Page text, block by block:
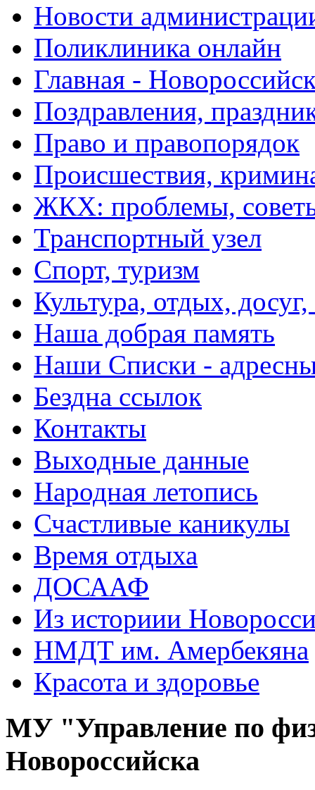
Новости
Поликлиника онлайн
Главная -
Поздравления,
Право и правопорядок
Происшествия,
ЖКХ: проблемы,
Транспортный узел
Спорт, туризм
Культура, отдых,
Наша добрая память
Наши Списки -
Бездна ссылок
Контакты
Выходные данные
Народная летопись
Счастливые каникулы
Время отдыха
ДОСААФ
Из историии
НМДТ им. Амербекяна
Красота и здоровье
МУ "Управление по
Новороссийска